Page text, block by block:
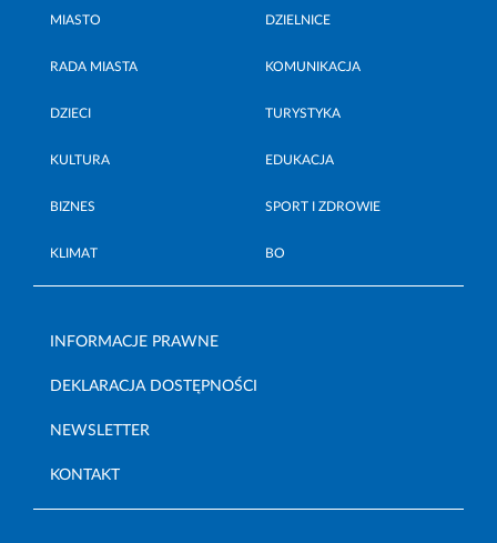
MIASTO DZIELNICE
RADA MIASTA KOMUNIKACJA
DZIECI TURYSTYKA
KULTURA EDUKACJA
BIZNES SPORT I ZDROWIE
KLIMAT BO
INFORMACJE PRAWNE
DEKLARACJA DOSTĘPNOŚCI
NEWSLETTER
KONTAKT